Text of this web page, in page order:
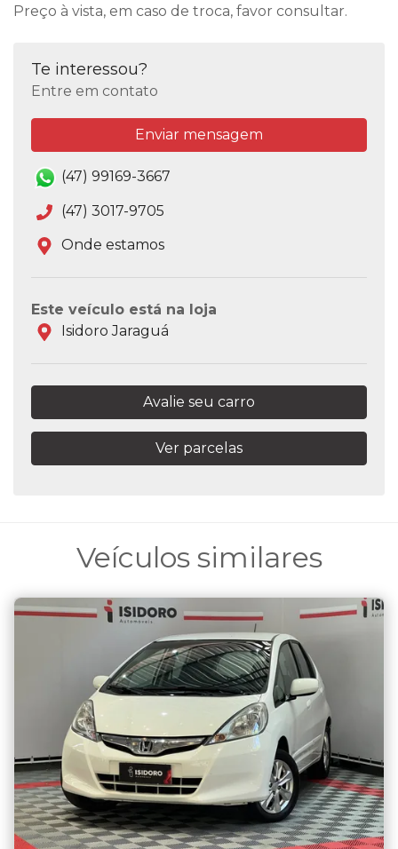
Preço à vista, em caso de troca, favor consultar.
Te interessou?
Entre em contato
Enviar mensagem
(47) 99169-3667
(47) 3017-9705
Onde estamos
Este veículo está na loja
Isidoro Jaraguá
Avalie seu carro
Ver parcelas
Veículos similares